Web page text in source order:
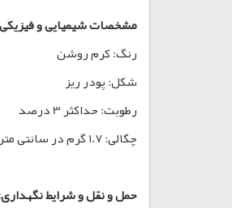
مشخصات شیمیایی و
رنگ: کرم روشن
شکل: پودر ریز
رطوبت: حداکثر 3 درصد
چگالی: 1.7 گرم در سانتی متر مکعب
حمل و نقل و شرایط